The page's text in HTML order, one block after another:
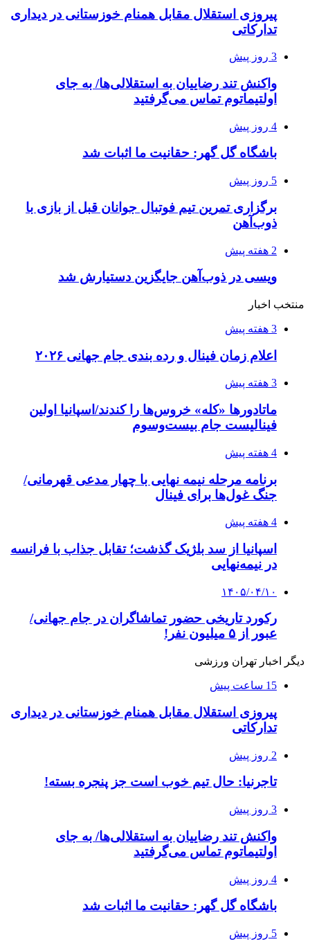
پیروزی استقلال مقابل همنام خوزستانی در دیداری
تدارکاتی
3 روز پیش
واکنش تند رضاییان به استقلالی‌ها/ به جای
اولتیماتوم تماس می‌گرفتید
4 روز پیش
باشگاه گل گهر: حقانیت ما اثبات شد
5 روز پیش
برگزاری تمرین تیم فوتبال جوانان قبل از بازی با
ذوب‌آهن
2 هفته پیش
ویسی در ذوب‌آهن جایگزین دستیارش شد
منتخب اخبار
3 هفته پیش
اعلام زمان فینال و رده بندی جام جهانی ۲۰۲۶
3 هفته پیش
ماتادورها «کله» خروس‌ها را کندند/اسپانیا اولین
فینالیست جام بیست‌وسوم
4 هفته پیش
برنامه مرحله نیمه نهایی با چهار مدعی قهرمانی/
جنگ غول‌ها برای فینال
4 هفته پیش
اسپانیا از سد بلژیک گذشت؛ تقابل جذاب با فرانسه
در نیمه‌نهایی
۱۴۰۵/۰۴/۱۰
رکورد تاریخی حضور تماشاگران در جام جهانی/
عبور از ۵ میلیون نفر!
دیگر اخبار تهران ورزشی
15 ساعت پیش
پیروزی استقلال مقابل همنام خوزستانی در دیداری
تدارکاتی
2 روز پیش
تاجرنیا: حال تیم خوب است جز پنجره بسته!
3 روز پیش
واکنش تند رضاییان به استقلالی‌ها/ به جای
اولتیماتوم تماس می‌گرفتید
4 روز پیش
باشگاه گل گهر: حقانیت ما اثبات شد
5 روز پیش